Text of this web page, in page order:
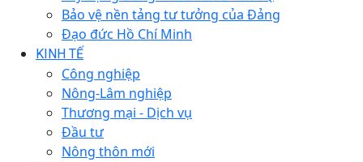
Bảo vệ nền tảng tư tưởng của Đảng
Đạo đức Hồ Chí Minh
KINH TẾ
Công nghiệp
Nông-Lâm nghiệp
Thương mại - Dịch vụ
Đầu tư
Nông thôn mới